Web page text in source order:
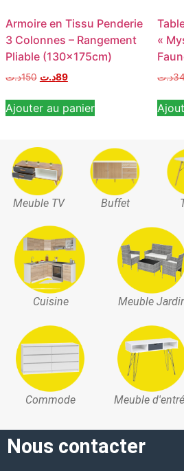
Armoire en Tissu Penderie
3 Colonnes – Rangement
Pliable (130x175cm)
150د.ت 89د.ت
Ajouter au panier
«
د.ت
Meuble TV Buffet
Cuisine Meuble
Commode Meuble
Nous contacter